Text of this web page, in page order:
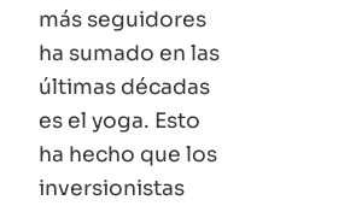
más seguidores
ha sumado en las
últimas décadas
es el yoga. Esto
ha hecho que los
inversionistas